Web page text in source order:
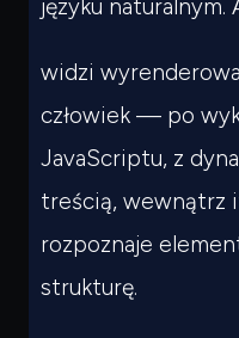
języku naturalnym.
widzi
człowiek — po
JavaScriptu, z
treścią, wewnątrz
rozpoznaje
strukturę.